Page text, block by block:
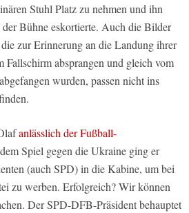
Stuhl Platz zu nehmen und ihn
Bühne eskortierte. Auch die Bilder
zur Erinnerung an die Landung ihrer
Fallschirm absprangen und gleich vom
wurden, passen nicht ins
anlässlich der Fußball-
Spiel gegen die Ukraine ging er
(auch SPD) in die Kabine, um bei
zu werben. Erfolgreich? Wir können
Der SPD-DFB-Präsident behauptet